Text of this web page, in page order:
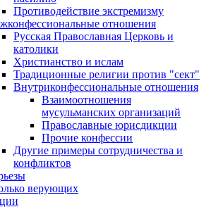
Противодействие экстремизму
отношения
Русская Православная Церковь и
католики
Христианство и ислам
Традиционные религии против "сект"
Внутриконфессиональные отношения
Взаимоотношения
мусульманских организаций
Православные юрисдикции
Прочие конфессии
Другие примеры сотрудничества и
конфликтов
верующих